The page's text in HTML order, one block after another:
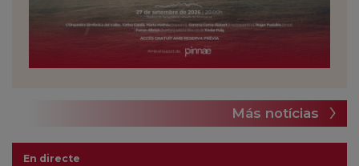
Más notícias
En directe